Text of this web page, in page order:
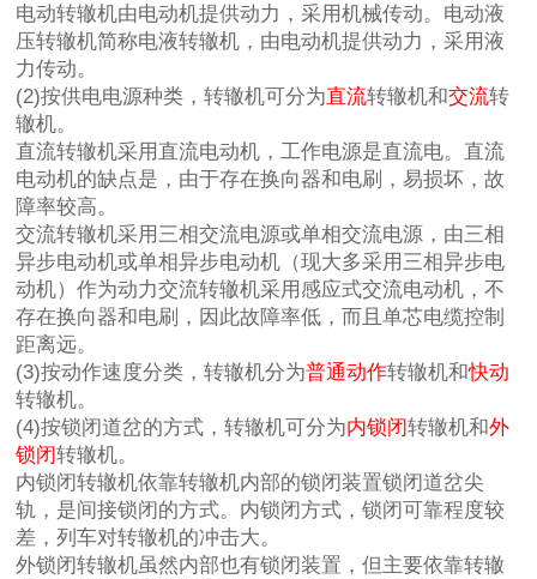
电动转辙机由电动机提供动力，采用机械传动。电动液
压转辙机简称电液转辙机，由电动机提供动力，采用液
力传动。
(2)按供电电源种类，转辙机可分为直流转辙机和交流转
辙机。
直流转辙机采用直流电动机，工作电源是直流电。直流
电动机的缺点是，由于存在换向器和电刷，易损坏，故
障率较高。
交流转辙机采用三相交流电源或单相交流电源，由三相
异步电动机或单相异步电动机（现大多采用三相异步电
动机）作为动力交流转辙机采用感应式交流电动机，不
存在换向器和电刷，因此故障率低，而且单芯电缆控制
距离远。
(3)按动作速度分类，转辙机分为普通动作转辙机和快动
转辙机。
(4)按锁闭道岔的方式，转辙机可分为内锁闭转辙机和外
锁闭转辙机。
内锁闭转辙机依靠转辙机内部的锁闭装置锁闭道岔尖
轨，是间接锁闭的方式。内锁闭方式，锁闭可靠程度较
差，列车对转辙机的冲击大。
外锁闭转辙机虽然内部也有锁闭装置，但主要依靠转辙